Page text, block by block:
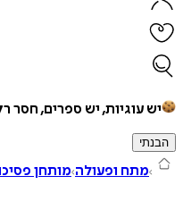
יש עוגיות, יש ספרים, חסר
הבנתי
מתח ופעולה מותחן